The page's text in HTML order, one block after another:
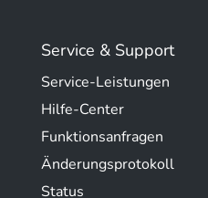
Service & Support
Service-Leistungen
Hilfe-Center
Funktionsanfragen
Änderungsprotokoll
Status